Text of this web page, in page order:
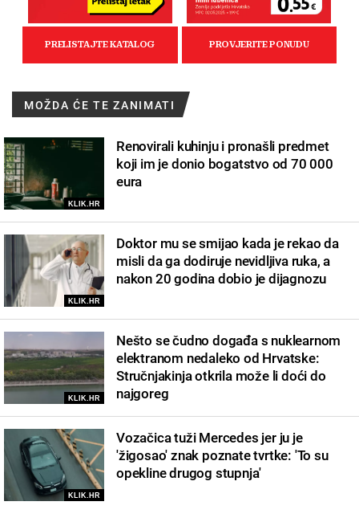
MOŽDA ĆE TE ZANIMATI
KLIK.HR
Renovirali kuhinju i pronašli predmet
koji im je donio bogatstvo od 70 000
eura
KLIK.HR
Doktor mu se smijao kada je rekao da
misli da ga dodiruje nevidljiva ruka, a
nakon 20 godina dobio je dijagnozu
KLIK.HR
Nešto se čudno događa s nuklearnom
elektranom nedaleko od Hrvatske:
Stručnjakinja otkrila može li doći do
najgoreg
KLIK.HR
Vozačica tuži Mercedes jer ju je
'žigosao' znak poznate tvrtke: 'To su
opekline drugog stupnja'